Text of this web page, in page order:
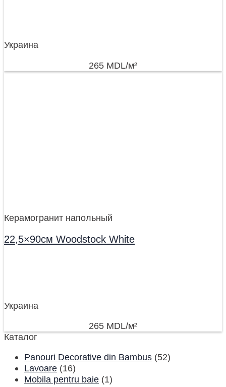
Украина
265 MDL/м²
Керамогранит напольный
22,5×90см Woodstock White
Украина
265 MDL/м²
Каталог
Panouri Decorative din Bambus (52)
Lavoare (16)
Mobila pentru baie (1)